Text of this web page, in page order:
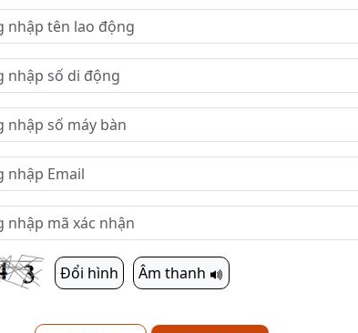
Đổi hình Âm thanh